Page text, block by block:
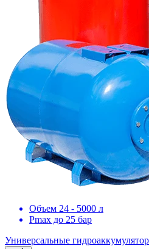
Объем 24 - 5000 л
Pmax до 25 бар
Универсальные